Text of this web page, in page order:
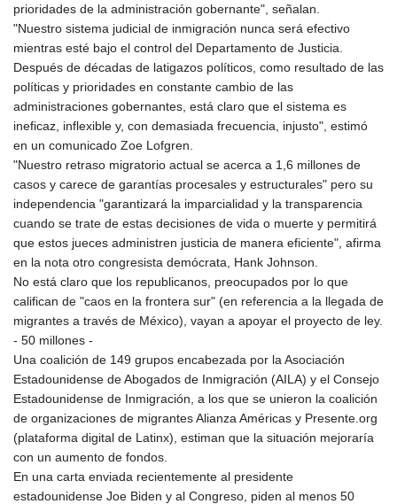
prioridades de la administración gobernante", señalan.
"Nuestro sistema judicial de inmigración nunca será efectivo
mientras esté bajo el control del Departamento de Justicia.
Después de décadas de latigazos políticos, como resultado de las
políticas y prioridades en constante cambio de las
administraciones gobernantes, está claro que el sistema es
ineficaz, inflexible y, con demasiada frecuencia, injusto", estimó
en un comunicado Zoe Lofgren.
"Nuestro retraso migratorio actual se acerca a 1,6 millones de
casos y carece de garantías procesales y estructurales" pero su
independencia "garantizará la imparcialidad y la transparencia
cuando se trate de estas decisiones de vida o muerte y permitirá
que estos jueces administren justicia de manera eficiente", afirma
en la nota otro congresista demócrata, Hank Johnson.
No está claro que los republicanos, preocupados por lo que
califican de "caos en la frontera sur" (en referencia a la llegada de
migrantes a través de México), vayan a apoyar el proyecto de ley.
- 50 millones -
Una coalición de 149 grupos encabezada por la Asociación
Estadounidense de Abogados de Inmigración (AILA) y el Consejo
Estadounidense de Inmigración, a los que se unieron la coalición
de organizaciones de migrantes Alianza Américas y Presente.org
(plataforma digital de Latinx), estiman que la situación mejoraría
con un aumento de fondos.
En una carta enviada recientemente al presidente
estadounidense Joe Biden y al Congreso, piden al menos 50